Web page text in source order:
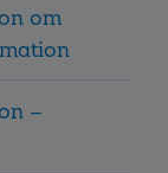
om
–